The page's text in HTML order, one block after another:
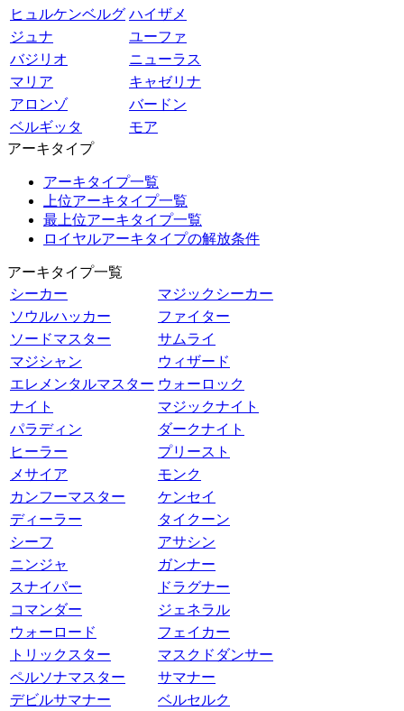
ヒュルケンベルグ ハイザメ
ジュナ
ユーファ
バジリオ
ニューラス
マリア
キャゼリナ
アロンゾ
バードン
ベルギッタ
モア
アーキタイプ
アーキタイプ一覧
上位アーキタイプ一覧
最上位アーキタイプ一覧
ロイヤルアーキタイプの解放条件
アーキタイプ一覧
シーカー
マジックシーカー
ソウルハッカー
ファイター
ソードマスター
サムライ
マジシャン
ウィザード
エレメンタルマスター ウォーロック
ナイト
マジックナイト
パラディン
ダークナイト
ヒーラー
プリースト
メサイア
モンク
カンフーマスター
ケンセイ
ディーラー
タイクーン
シーフ
アサシン
ニンジャ
ガンナー
スナイパー
ドラグナー
コマンダー
ジェネラル
ウォーロード
フェイカー
トリックスター
マスクドダンサー
ペルソナマスター
サマナー
デビルサマナー
ベルセルク